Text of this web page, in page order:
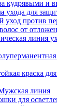
кудрявыми и
ухода для
уход против
от
линия
краска
линия
для